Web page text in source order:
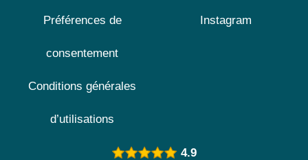
Préférences de
consentement
Conditions générales
d’utilisations
Instagram
4.9